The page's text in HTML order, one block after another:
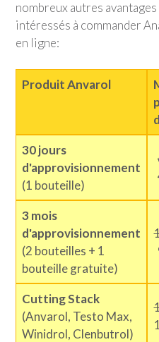
nombreux autres
intéressés à commander
en ligne:
Produit Anvarol
30 jours
d'approvisionnement
(1 bouteille)
3 mois
d'approvisionnement
(2 bouteilles + 1
bouteille gratuite)
Cutting Stack
(Anvarol, Testo Max,
Winidrol, Clenbutrol)